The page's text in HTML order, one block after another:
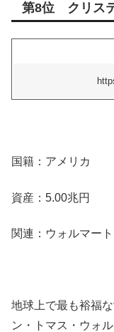
第8位 クリス
国籍：アメリカ
資産：5.00兆円
関連：ウォルマート
地球上で最も裕福
ン・トマス・ウォ